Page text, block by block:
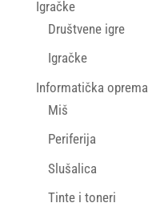
Igračke
Društvene igre
Igračke
Informatička oprema
Miš
Periferija
Slušalica
Tinte i toneri